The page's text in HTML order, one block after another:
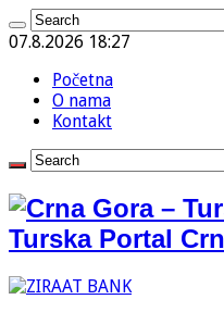
07.8.2026 18:27
Početna
O nama
Kontakt
Turska Portal